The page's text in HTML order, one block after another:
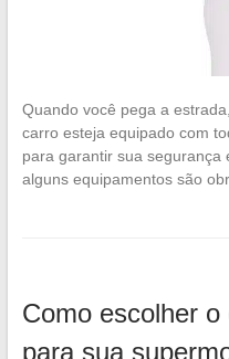
Quando você pega a
carro esteja equipado com
para garantir sua segurança
alguns equipamentos são
Como escolher
para sua